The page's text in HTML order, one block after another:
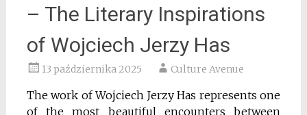
– The Literary Inspirations
of Wojciech Jerzy Has
13 października 2025 Culture Avenue
The work of Wojciech Jerzy Has represents one
of the most beautiful encounters between